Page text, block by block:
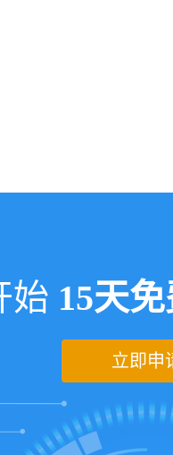
始 15天
立即申